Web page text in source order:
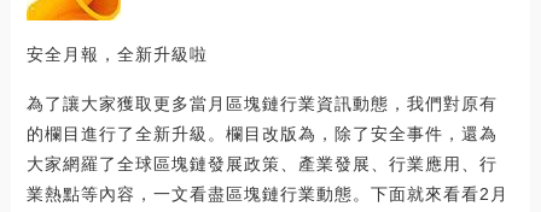
安全月報，全新升級啦
為了讓大家獲取更多當月區塊鏈行業資訊動態，我們對原有
的欄目進行了全新升級。欄目改版為，除了安全事件，還為
大家網羅了全球區塊鏈發展政策、產業發展、行業應用、行
業熱點等內容，一文看盡區塊鏈行業動態。下面就來看看2月